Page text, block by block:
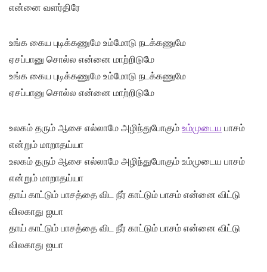
என்னை வளர்திரே
உங்க கைய புடிக்கணுமே உம்மோடு நடக்கணுமே
ஏசப்பானு சொல்ல என்னை மாற்றிடுமே
உங்க கைய புடிக்கணுமே உம்மோடு நடக்கணுமே
ஏசப்பானு சொல்ல என்னை மாற்றிடுமே
உலகம் தரும் ஆசை எல்லாமே அழிந்துபோகும் உம்முடைய பாசம்
என்றும் மாறாதய்யா
உலகம் தரும் ஆசை எல்லாமே அழிந்துபோகும் உம்முடைய பாசம்
என்றும் மாறாதய்யா
தாய் காட்டும் பாசத்தை விட நீர் காட்டும் பாசம் என்னை விட்டு
விலகாது ஐயா
தாய் காட்டும் பாசத்தை விட நீர் காட்டும் பாசம் என்னை விட்டு
விலகாது ஐயா